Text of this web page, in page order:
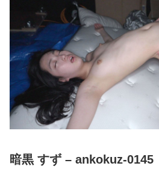
暗黒 すず – ankokuz-0145